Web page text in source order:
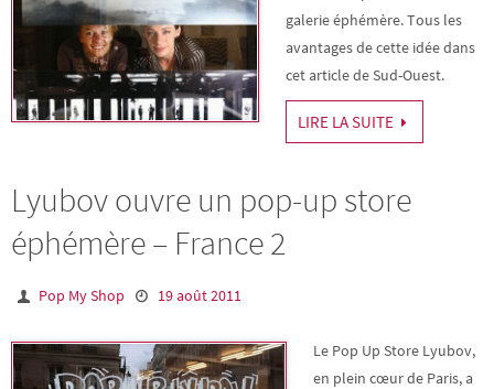
galerie éphémère. Tous les
avantages de cette idée dans
cet article de Sud-Ouest.
LIRE LA SUITE
Lyubov ouvre un pop-up store
éphémère – France 2
Pop My Shop 19 août 2011
Le Pop Up Store Lyubov,
en plein cœur de Paris, a